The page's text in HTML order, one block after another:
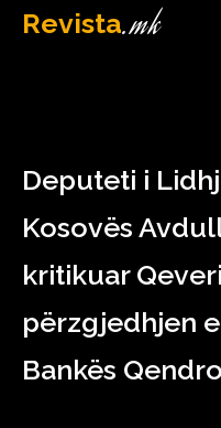
Revista.mk
March 29, 2023
Deputeti i
Kosovës
kritikuar
përzgjedhjen
Bankës